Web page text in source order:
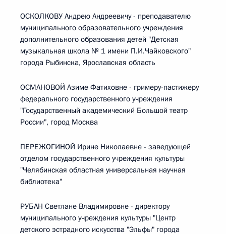
ОСКОЛКОВУ Андрею Андреевичу - преподавателю
муниципального образовательного учреждения
дополнительного образования детей "Детская
музыкальная школа № 1 имени П.И.Чайковского"
города Рыбинска, Ярославская область
ОСМАНОВОЙ Азиме Фатиховне - гримеру-пастижеру
федерального государственного учреждения
"Государственный академический Большой театр
России", город Москва
ПЕРЕЖОГИНОЙ Ирине Николаевне - заведующей
отделом государственного учреждения культуры
"Челябинская областная универсальная научная
библиотека"
РУБАН Светлане Владимировне - директору
муниципального учреждения культуры "Центр
детского эстрадного искусства "Эльфы" города